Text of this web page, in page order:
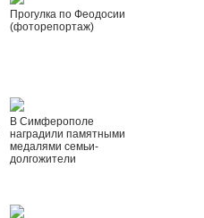
Прогулка по Феодосии
(фоторепортаж)
В Симферополе
наградили памятными
медалями семьи-
долгожители